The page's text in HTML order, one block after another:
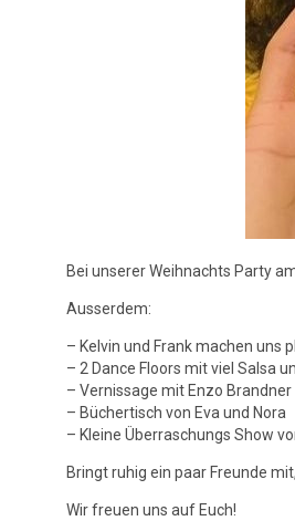
Bei unserer Weihnachts Party
Ausserdem:
– Kelvin und Frank machen uns
– 2 Dance Floors mit viel Salsa
– Vernissage mit Enzo Brandner
– Büchertisch von Eva und Nora
– Kleine Überraschungs Show
Bringt ruhig ein paar Freunde
Wir freuen uns auf Euch!